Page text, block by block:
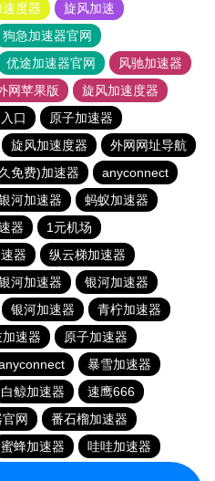
度器
旋风加速
狗急加速器官网
优途加速器官网
风驰加速器
网苹果版
旋风加速度器
口
原子加速器
旋风加速度器
外网网址导航
免费)加速器
anyconnect
河加速器
蚂蚁加速器
器
1元机场
器
纵云梯加速器
河加速器
银河加速器
银河加速器
青柠加速器
速器
原子加速器
暴雪加速器
白鲸加速器
速鹰666
网
番石榴加速器
蜜蜂加速器
哇哇加速器